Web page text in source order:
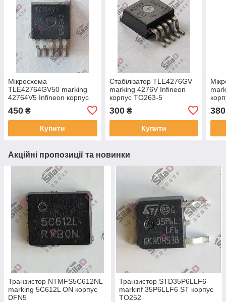
Мікросхема
TLE42764GV50 marking
42764V5 Infineon корпус
450 ₴
Купити
Стабілізатор TLE4276GV
marking 4276V Infineon
корпус TO263-5
300₴
Купити
380
Акційні пропозиції та новинки
Транзистор NTMFS5C612NL
marking 5C612L ON корпус
DFN5
Транзистор STD35P6LLF6
markinf 35P6LLF6 ST корпус
TO252